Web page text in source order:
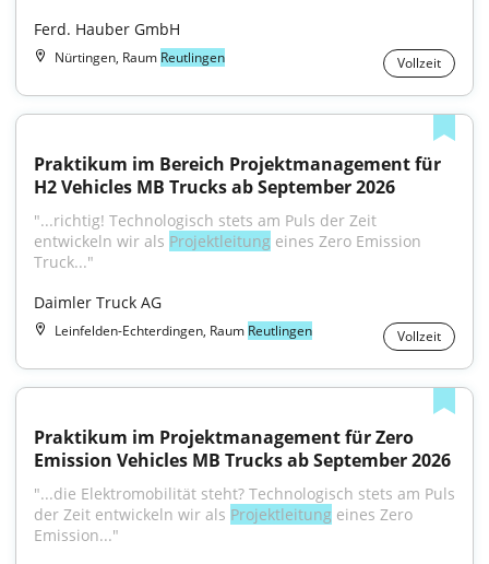
Ferd. Hauber GmbH
Nürtingen, Raum Reutlingen Vollzeit
Praktikum im Bereich Projektmanagement für
H2 Vehicles MB Trucks ab September 2026
"...richtig! Technologisch stets am Puls der Zeit
entwickeln wir als Projektleitung eines Zero Emission
Truck..."
Daimler Truck AG
Leinfelden-Echterdingen, Raum Reutlingen Vollzeit
Praktikum im Projektmanagement für Zero
Emission Vehicles MB Trucks ab September 2026
"...die Elektromobilität steht? Technologisch stets am Puls
der Zeit entwickeln wir als Projektleitung eines Zero
Emission..."